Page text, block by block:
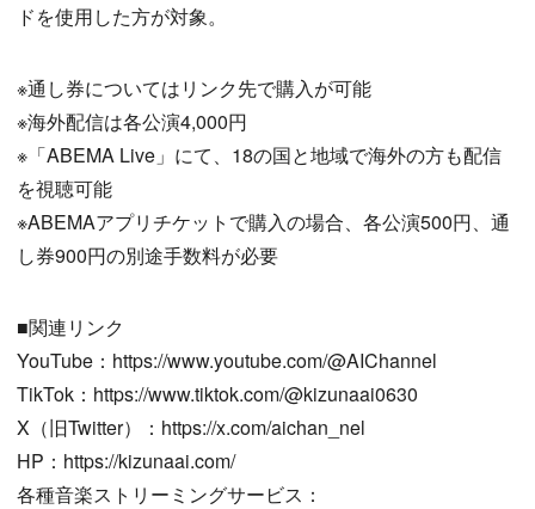
ドを使用した方が対象。
※通し券についてはリンク先で購入が可能
※海外配信は各公演4,000円
※「ABEMA Live」にて、18の国と地域で海外の方も配信
を視聴可能
※ABEMAアプリチケットで購入の場合、各公演500円、通
し券900円の別途手数料が必要
■関連リンク
YouTube：https://www.youtube.com/@AIChannel
TikTok：https://www.tiktok.com/@kizunaai0630
X（旧Twitter）：https://x.com/aichan_nel
HP：https://kizunaai.com/
各種音楽ストリーミングサービス：